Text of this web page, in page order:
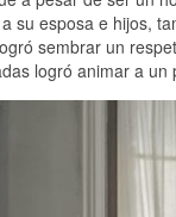
su esposa e hijos,
sembrar un
logró animar a